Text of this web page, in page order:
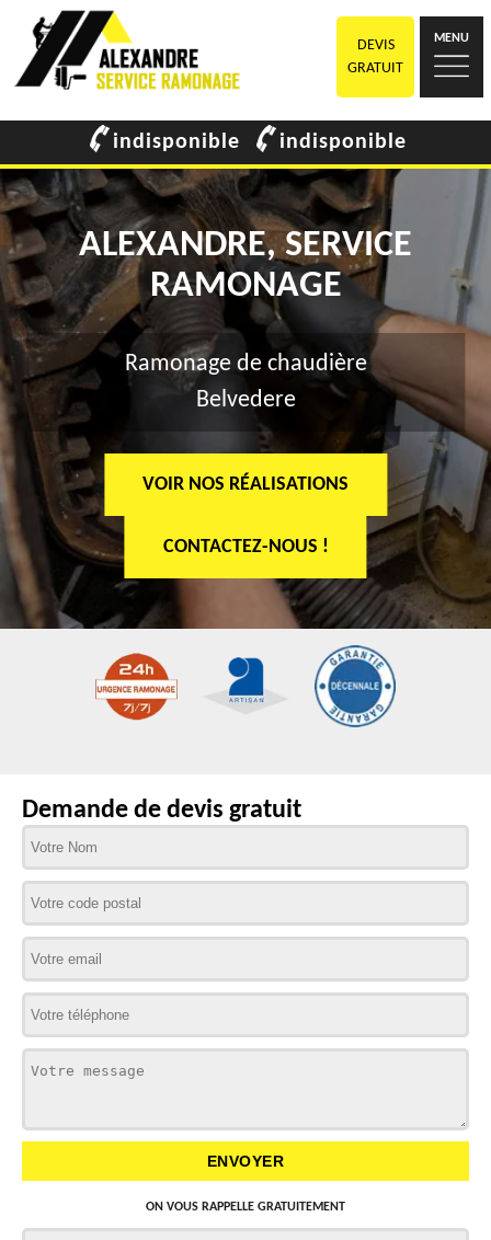
DEVIS
GRATUIT
MENU
indisponible indisponible
ALEXANDRE, SERVICE
RAMONAGE
Ramonage de chaudière
Belvedere
VOIR NOS RÉALISATIONS
CONTACTEZ-NOUS !
Demande de devis gratuit
ON VOUS RAPPELLE GRATUITEMENT